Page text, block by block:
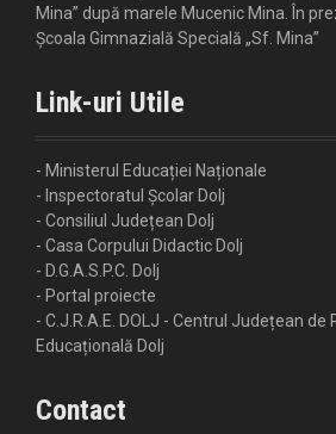
Mina” după marele Mucenic Mina. În
Școala Gimnazială Specială „Sf. Mina”
Link-uri Utile
- Ministerul Educației Naționale
- Inspectoratul Școlar Dolj
- Consiliul Județean Dolj
- Casa Corpului Didactic Dolj
- D.G.A.S.P.C. Dolj
- Portal proiecte
- C.J.R.A.E. DOLJ - Centrul Județean
Educațională Dolj
Contact